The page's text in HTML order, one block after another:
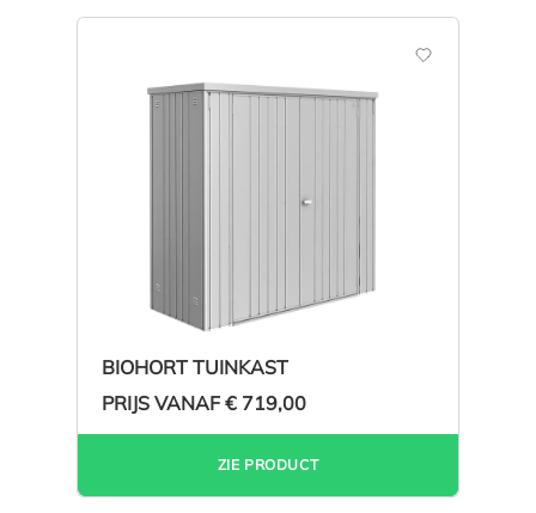
BIOHORT TUINKAST
PRIJS VANAF € 719,00
ZIE PRODUCT